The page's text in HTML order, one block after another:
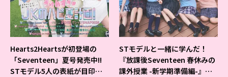
Hearts2Heartsが初登場の
「Seventeen」夏号発売中!!
STモデル5人の表紙が目印だ
STモデルと一緒に学んだ！
『放課後Seventeen 春休みの
課外授業 -新学期準備編-』イ